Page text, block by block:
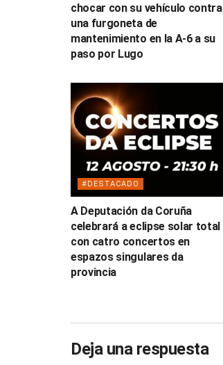
chocar con su vehículo contra
una furgoneta de
mantenimiento en la A-6 a su
paso por Lugo
#DESTACADO
A Deputación da Coruña
celebrará a eclipse solar total
con catro concertos en
espazos singulares da
provincia
Deja una respuesta